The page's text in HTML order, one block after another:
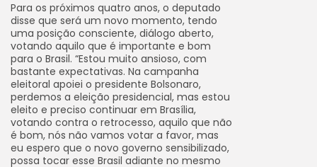
Para os próximos quatro anos, o deputado
disse que será um novo momento, tendo
uma posição consciente, diálogo aberto,
votando aquilo que é importante e bom
para o Brasil. “Estou muito ansioso, com
bastante expectativas. Na campanha
eleitoral apoiei o presidente Bolsonaro,
perdemos a eleição presidencial, mas estou
eleito e preciso continuar em Brasília,
votando contra o retrocesso, aquilo que não
é bom, nós não vamos votar a favor, mas
eu espero que o novo governo sensibilizado,
possa tocar esse Brasil adiante no mesmo